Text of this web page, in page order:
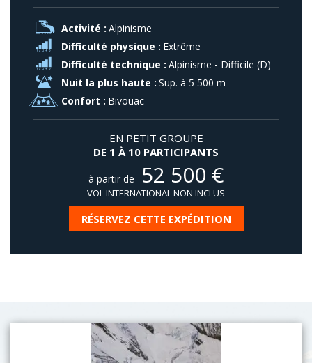
Activité : Alpinisme
Difficulté physique : Extrême
Difficulté technique : Alpinisme - Difficile (D)
Nuit la plus haute : Sup. à 5 500 m
Confort : Bivouac
EN PETIT GROUPE
DE 1 À 10 PARTICIPANTS
à partir de 52 500 €
VOL INTERNATIONAL NON INCLUS
RÉSERVEZ CETTE EXPÉDITION